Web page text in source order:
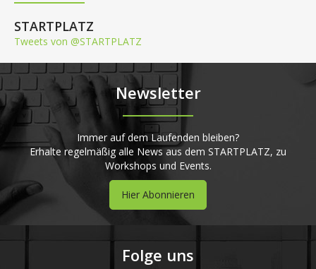
STARTPLATZ
Tweets von @STARTPLATZ
Newsletter
Immer auf dem Laufenden bleiben?
Erhalte regelmäßig alle News aus dem STARTPLATZ, zu
Workshops und Events.
Hier Abonnieren
Folge uns